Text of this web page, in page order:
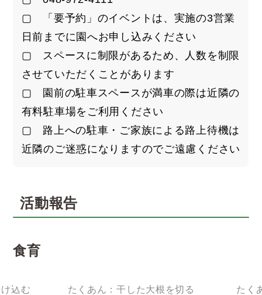
▢ 「要予約」のイベントは、実施の3営業
日前までに園へお申し込みください
▢ スペースに制限があるため、人数を制限
させていただくことがあります
▢ 園前の駐車スペースが満車の際は近隣の
有料駐車場をご利用ください
▢ 路上への駐車・ご家族による路上待機は
近隣のご迷惑になりますのでご遠慮ください
活動報告
食育
込む たくあん：干した大根を切る たく